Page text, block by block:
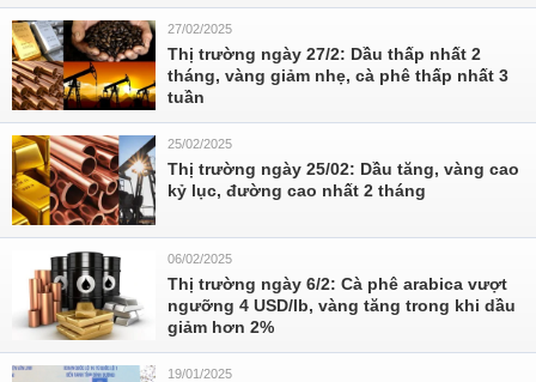
27/02/2025
Thị trường ngày 27/2: Dầu thấp nhất 2
tháng, vàng giảm nhẹ, cà phê thấp nhất 3
tuần
25/02/2025
Thị trường ngày 25/02: Dầu tăng, vàng cao
kỷ lục, đường cao nhất 2 tháng
06/02/2025
Thị trường ngày 6/2: Cà phê arabica vượt
ngưỡng 4 USD/lb, vàng tăng trong khi dầu
giảm hơn 2%
19/01/2025